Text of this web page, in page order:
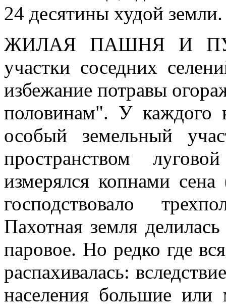
24 десятины худой
ЖИЛАЯ ПАШНЯ И
участки соседних
избежание потравы
половинам". У каждого
особый земельный
пространством
измерялся копнами
господствовало
Пахотная земля
паровое. Но редко где
распахивалась:
населения большие или